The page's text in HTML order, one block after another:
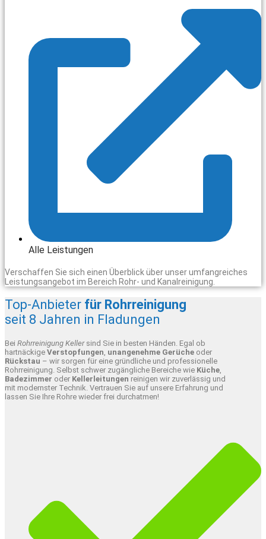
Alle Leistungen
Verschaffen Sie sich einen Überblick über unser umfangreiches
Leistungsangebot im Bereich Rohr- und Kanalreinigung.
Top-Anbieter für Rohrreinigung
seit 8 Jahren in Fladungen
Bei Rohrreinigung Kellersind Sie in besten Händen. Egal ob
hartnäckige Verstopfungen unangenehme Gerüche oder
Rückstau – wir sorgen für eine gründliche und professionelle
Rohrreinigung. Selbst schwer zugängliche Bereiche wie Küche
Badezimmer oder Kellerleitungen reinigen wir zuverlässig und
mit modernster Technik. Vertrauen Sie auf unsere Erfahrung und
lassen Sie Ihre Rohre wieder frei durchatmen!